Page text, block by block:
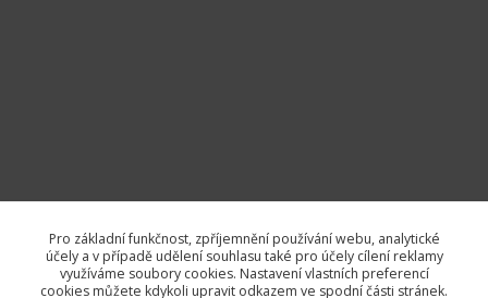
Pro základní funkčnost, zpříjemnění používání webu, analytické
účely a v případě udělení souhlasu také pro účely cílení reklamy
využíváme soubory cookies. Nastavení vlastních preferencí
cookies můžete kdykoli upravit odkazem ve spodní části stránek.